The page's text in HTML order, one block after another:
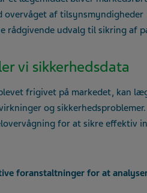
overvåget af tilsynsmyndigheder
rådgivende udvalg til sikring af
vi sikkerhedsdata
frigivet på markedet, kan
og
for at sikre effektiv
foranstaltninger for at